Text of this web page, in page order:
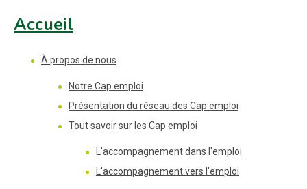
Accueil
À propos de nous
Notre Cap emploi
Présentation du réseau des Cap emploi
Tout savoir sur les Cap emploi
L'accompagnement dans l'emploi
L'accompagnement vers l'emploi